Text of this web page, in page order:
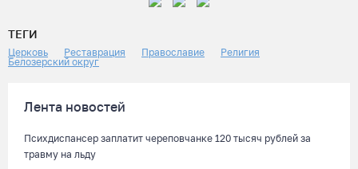
ТЕГИ
Церковь Реставрация Православие
Религия
Белозерский округ
Лента новостей
Психдиспансер заплатит череповчанке 120 тысяч рублей за
травму на льду